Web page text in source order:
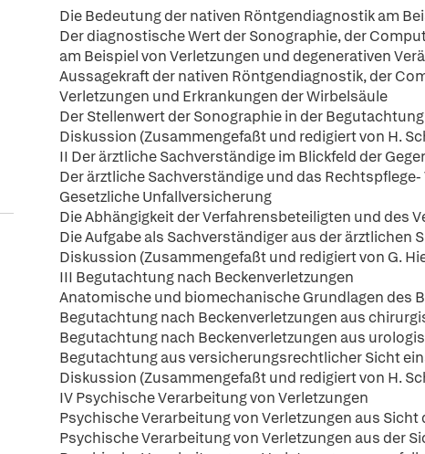
Die Bedeutung der nativen Röntgendiagnostik am
Der diagnostische Wert der Sonographie, der
am Beispiel von Verletzungen und degenerativen
Aussagekraft der nativen Röntgendiagnostik, der
Verletzungen und Erkrankungen der Wirbelsäule
Der Stellenwert der Sonographie in der
Diskussion (Zusammengefaßt und redigiert von H.
II Der ärztliche Sachverständige im Blickfeld der
Der ärztliche Sachverständige und das
Gesetzliche Unfallversicherung
Die Abhängigkeit der Verfahrensbeteiligten und des
Die Aufgabe als Sachverständiger aus der ärztlichen
Diskussion (Zusammengefaßt und redigiert von G.
III Begutachtung nach Beckenverletzungen
Anatomische und biomechanische Grundlagen des
Begutachtung nach Beckenverletzungen aus
Begutachtung nach Beckenverletzungen aus
Begutachtung aus versicherungsrechtlicher Sicht
Diskussion (Zusammengefaßt und redigiert von H.
IV Psychische Verarbeitung von Verletzungen
Psychische Verarbeitung von Verletzungen aus
Psychische Verarbeitung von Verletzungen aus der